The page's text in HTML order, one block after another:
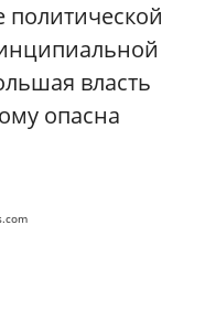
политической
власть
опасна